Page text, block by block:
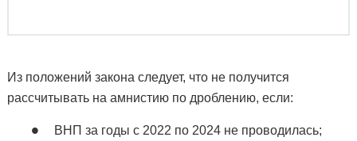
Из положений закона следует, что не получится
рассчитывать на амнистию по дроблению, если:
ВНП за годы с 2022 по 2024 не проводилась;